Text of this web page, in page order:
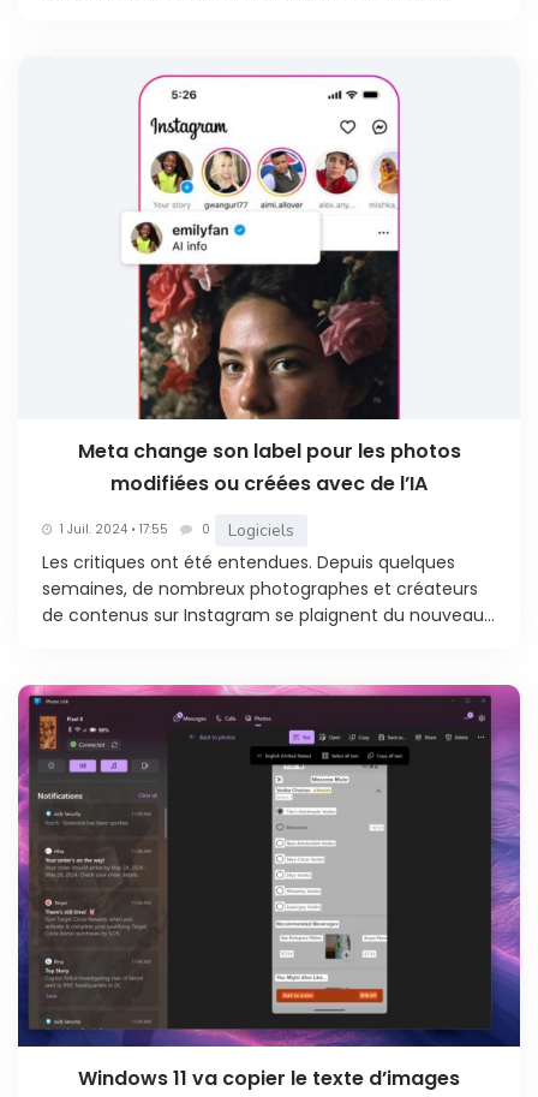
Meta change son label pour les photos
modifiées ou créées avec de l’IA
1 Juil. 2024 • 17:55 0 Logiciels
Les critiques ont été entendues. Depuis quelques
semaines, de nombreux photographes et créateurs
de contenus sur Instagram se plaignent du nouveau...
Windows 11 va copier le texte d’images